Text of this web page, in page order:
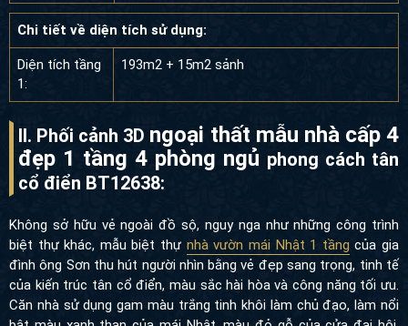
Chi tiết về diện tích sử dụng:
Diện tích tầng
1:
193m2 + 15m2 sảnh
II. Phối cảnh 3D ngoại thất mẫu nhà cấp 4
đẹp 1 tầng 4 phòng ngủ phong cách tân
cổ điển BT12638:
Không sở hữu vẻ ngoài đồ sộ, nguy nga như những công trình
biệt thự khác, mẫu biệt thự nhà vườn mái Nhật 1 tầng của gia
đình ông Sơn thu hút người nhìn bằng vẻ đẹp sang trọng, tinh tế
của kiến trúc tân cổ điển, màu sắc hài hòa và công năng tối ưu.
Căn nhà sử dụng gam màu trắng tinh khôi làm chủ đạo, làm nổi